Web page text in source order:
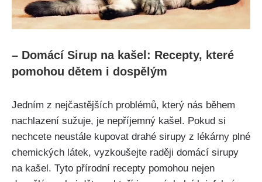
– Domácí Sirup na kašel: Recepty, které
pomohou dětem i dospělým
Jedním⁢ z nejčastějších⁤ problémů, který nás během
nachlazení sužuje, je nepříjemný kašel. Pokud​ si‌
nechcete neustále kupovat drahé sirupy‌ z lékárny plné
chemických látek,​ vyzkoušejte raději domácí sirupy
na kašel. Tyto ​přírodní recepty pomohou nejen